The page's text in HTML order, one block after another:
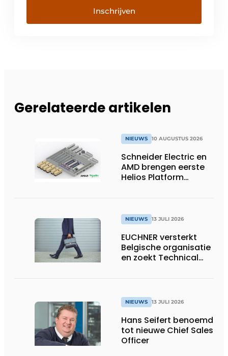
Inschrijven
Gerelateerde artikelen
NIEUWS 10 AUGUSTUS 2026
Schneider Electric en
AMD brengen eerste
Helios Platform
versnellen
NIEUWS 13 JULI 2026
EUCHNER versterkt
Belgische organisatie
en zoekt Technical
NIEUWS 13 JULI 2026
Hans Seifert benoemd
tot nieuwe Chief Sales
Officer